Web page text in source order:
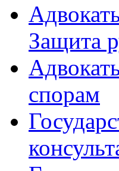
Защита
спорам